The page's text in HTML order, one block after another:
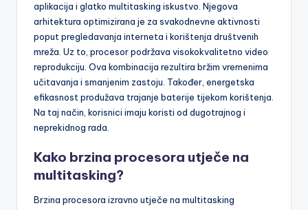
efikasnost. Ovaj procesor omogućava brzo pokretanje
aplikacija i glatko multitasking iskustvo. Njegova
arhitektura optimizirana je za svakodnevne aktivnosti
poput pregledavanja interneta i korištenja društvenih
mreža. Uz to, procesor podržava visokokvalitetno video
reprodukciju. Ova kombinacija rezultira bržim vremenima
učitavanja i smanjenim zastoju. Također, energetska
efikasnost produžava trajanje baterije tijekom korištenja.
Na taj način, korisnici imaju koristi od dugotrajnog i
Kako brzina procesora utječe na
multitasking?